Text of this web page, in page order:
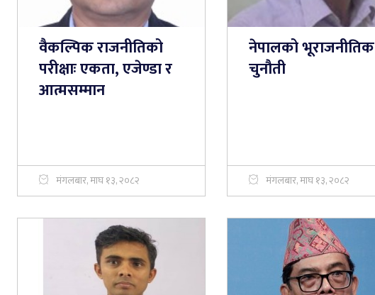
वैकल्पिक राजनीतिको
परीक्षाः एकता, एजेण्डा र
आत्मसम्मान
मंगलबार, माघ १३, २०८२
नेपालको भूराजनीतिक
चुनौती
मंगलबार, माघ १३, २०८२